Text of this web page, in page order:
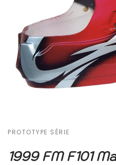
PROTOTYPE SÉRIE
1999 FM F101